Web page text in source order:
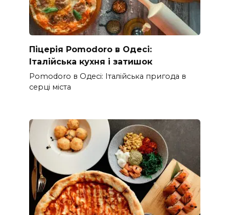
Піцерія Pomodoro в Одесі:
Італійська кухня і затишок
Pomodoro в Одесі: Італійська пригода в
серці міста